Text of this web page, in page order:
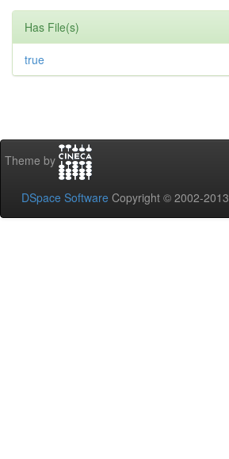
Has File(s)
true
Theme by
DSpace Software Copyright © 2002-2013